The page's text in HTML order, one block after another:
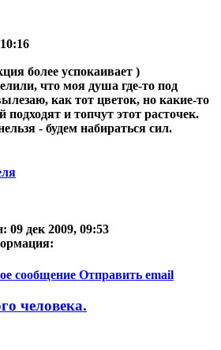
более успокаивает )
что моя душа где-то под
как тот цветок, но какие-то
и топчут этот расточек.
- будем набираться сил.
09 дек 2009, 09:53
сообщение Отправить email
человека.